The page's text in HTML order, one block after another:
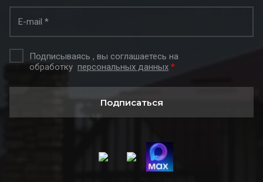
Подписываясь , вы соглашаетесь на
обработку персональных данных *
Подписаться